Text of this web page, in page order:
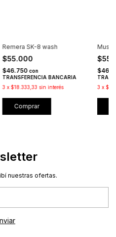
Remera SK-8 wash
$55.000
$46.750 con
TRANSFERENCIA BANCARIA
3 x $18.333,33 sin interés
Comprar
3 x
nuestras ofertas.